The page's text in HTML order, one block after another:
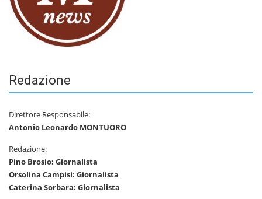
Redazione
Direttore Responsabile:
Antonio Leonardo MONTUORO
Redazione:
Pino Brosio: Giornalista
Orsolina Campisi: Giornalista
Caterina Sorbara: Giornalista